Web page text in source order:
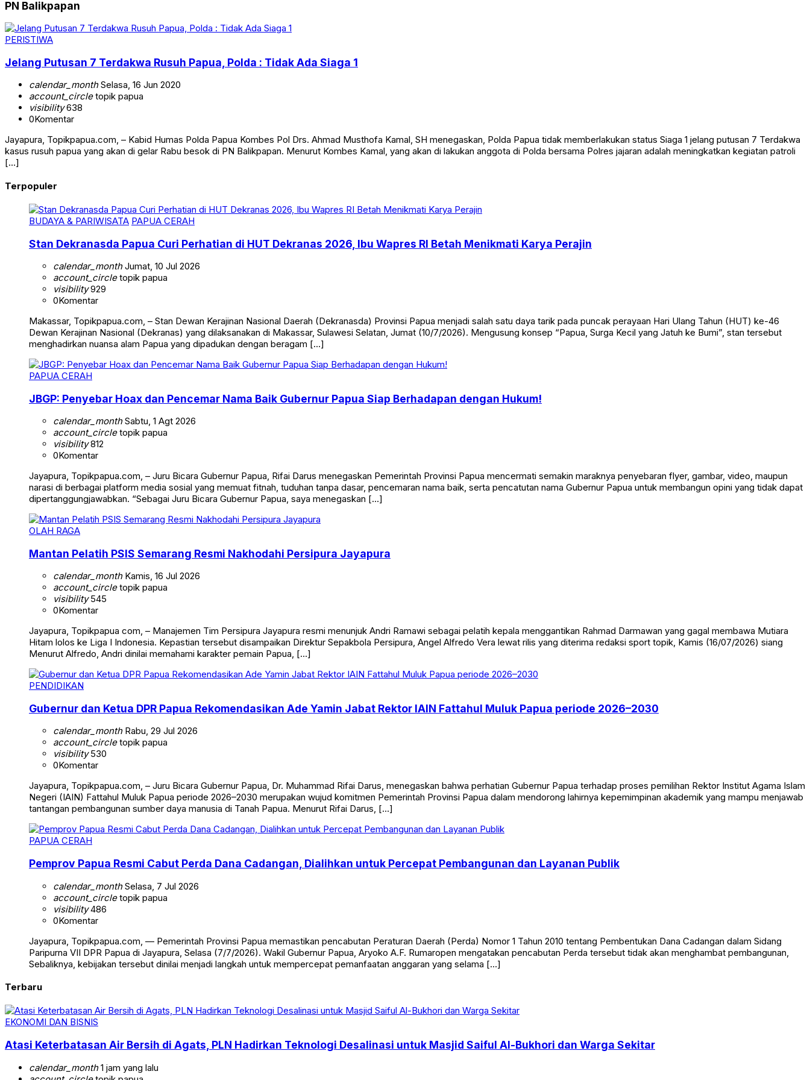
PN Balikpapan
PERISTIWA
Jelang Putusan 7 Terdakwa Rusuh Papua, Polda : Tidak Ada Siaga 1
calendar_monthSelasa, 16 Jun 2020
account_circletopik papua
visibility638
0Komentar
Jayapura, Topikpapua.com, – Kabid Humas Polda Papua Kombes Pol Drs. Ahmad Musthofa Kamal, SH menegaskan, Polda Papua tidak memberlakukan status Siaga 1 jelang putusan 7 Terdakwa
kasus rusuh papua yang akan di gelar Rabu besok di PN Balikpapan. Menurut Kombes Kamal, yang akan di lakukan anggota di Polda bersama Polres jajaran adalah meningkatkan kegiatan patroli
[…]
Terpopuler
BUDAYA & PARIWISATA PAPUA CERAH
Stan Dekranasda Papua Curi Perhatian di HUT Dekranas 2026, Ibu Wapres RI Betah Menikmati Karya Perajin
calendar_monthJumat, 10 Jul 2026
account_circletopik papua
visibility929
0Komentar
Makassar, Topikpapua.com, – Stan Dewan Kerajinan Nasional Daerah (Dekranasda) Provinsi Papua menjadi salah satu daya tarik pada puncak perayaan Hari Ulang Tahun (HUT) ke-46
Dewan Kerajinan Nasional (Dekranas) yang dilaksanakan di Makassar, Sulawesi Selatan, Jumat (10/7/2026). Mengusung konsep “Papua, Surga Kecil yang Jatuh ke Bumi”, stan tersebut
menghadirkan nuansa alam Papua yang dipadukan dengan beragam […]
PAPUA CERAH
JBGP: Penyebar Hoax dan Pencemar Nama Baik Gubernur Papua Siap Berhadapan dengan Hukum!
calendar_monthSabtu, 1 Agt 2026
account_circletopik papua
visibility812
0Komentar
Jayapura, Topikpapua.com, – Juru Bicara Gubernur Papua, Rifai Darus menegaskan Pemerintah Provinsi Papua mencermati semakin maraknya penyebaran flyer, gambar, video, maupun
narasi di berbagai platform media sosial yang memuat fitnah, tuduhan tanpa dasar, pencemaran nama baik, serta pencatutan nama Gubernur Papua untuk membangun opini yang tidak dapat
dipertanggungjawabkan. “Sebagai Juru Bicara Gubernur Papua, saya menegaskan […]
OLAH RAGA
Mantan Pelatih PSIS Semarang Resmi Nakhodahi Persipura Jayapura
calendar_monthKamis, 16 Jul 2026
account_circletopik papua
visibility545
0Komentar
Jayapura, Topikpapua com, – Manajemen Tim Persipura Jayapura resmi menunjuk Andri Ramawi sebagai pelatih kepala menggantikan Rahmad Darmawan yang gagal membawa Mutiara
Hitam lolos ke Liga I Indonesia. Kepastian tersebut disampaikan Direktur Sepakbola Persipura, Angel Alfredo Vera lewat rilis yang diterima redaksi sport topik, Kamis (16/07/2026) siang
Menurut Alfredo, Andri dinilai memahami karakter pemain Papua, […]
PENDIDIKAN
Gubernur dan Ketua DPR Papua Rekomendasikan Ade Yamin Jabat Rektor IAIN Fattahul Muluk Papua periode 2026–2030
calendar_monthRabu, 29 Jul 2026
account_circletopik papua
visibility530
0Komentar
Jayapura, Topikpapua.com, – Juru Bicara Gubernur Papua, Dr. Muhammad Rifai Darus, menegaskan bahwa perhatian Gubernur Papua terhadap proses pemilihan Rektor Institut Agama Islam
Negeri (IAIN) Fattahul Muluk Papua periode 2026–2030 merupakan wujud komitmen Pemerintah Provinsi Papua dalam mendorong lahirnya kepemimpinan akademik yang mampu menjawab
tantangan pembangunan sumber daya manusia di Tanah Papua. Menurut Rifai Darus, […]
PAPUA CERAH
Pemprov Papua Resmi Cabut Perda Dana Cadangan, Dialihkan untuk Percepat Pembangunan dan Layanan Publik
calendar_monthSelasa, 7 Jul 2026
account_circletopik papua
visibility486
0Komentar
Jayapura, Topikpapua.com, — Pemerintah Provinsi Papua memastikan pencabutan Peraturan Daerah (Perda) Nomor 1 Tahun 2010 tentang Pembentukan Dana Cadangan dalam Sidang
Paripurna VII DPR Papua di Jayapura, Selasa (7/7/2026). Wakil Gubernur Papua, Aryoko A.F. Rumaropen mengatakan pencabutan Perda tersebut tidak akan menghambat pembangunan,
Sebaliknya, kebijakan tersebut dinilai menjadi langkah untuk mempercepat pemanfaatan anggaran yang selama […]
Terbaru
EKONOMI DAN BISNIS
Atasi Keterbatasan Air Bersih di Agats, PLN Hadirkan Teknologi Desalinasi untuk Masjid Saiful Al-Bukhori dan Warga Sekitar
calendar_month1 jam yang lalu